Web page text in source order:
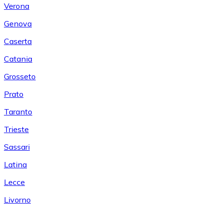
Verona
Genova
Caserta
Catania
Grosseto
Prato
Taranto
Trieste
Sassari
Latina
Lecce
Livorno